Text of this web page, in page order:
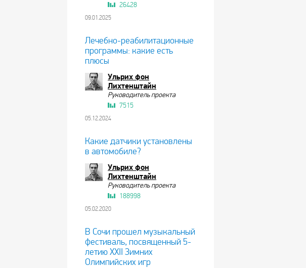
26428
09.01.2025
Лечебно-реабилитационные
программы: какие есть
плюсы
Ульрих фон
Лихтенштайн
Руководитель проекта
7515
05.12.2024
Какие датчики установлены
в автомобиле?
Ульрих фон
Лихтенштайн
Руководитель проекта
188998
05.02.2020
В Сочи прошел музыкальный
фестиваль, посвященный 5-
летию XXII Зимних
Олимпийских игр